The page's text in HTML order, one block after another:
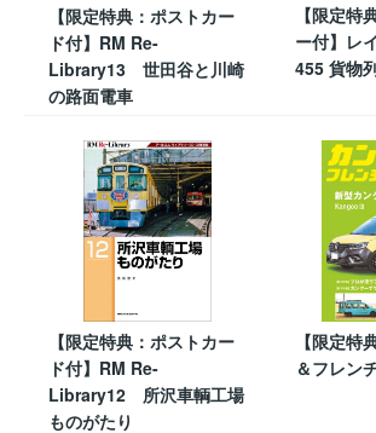
【限定特典：ポストカー
ド付】RM Re-
Library13 世田谷と川崎
の路面電車
【限定特
ー付】レ
455 貨物
【限定特典：ポストカー
ド付】RM Re-
Library12 所沢車輌工場
ものがたり
【限定特
＆フレン